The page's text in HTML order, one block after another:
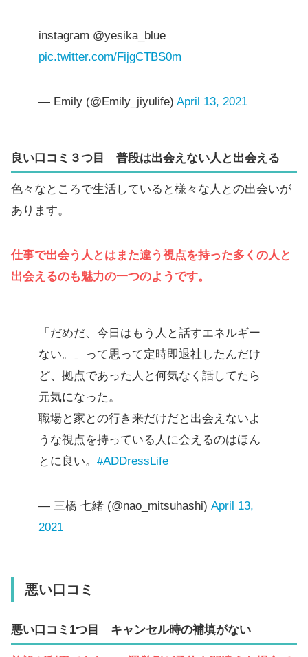
instagram @yesika_blue
pic.twitter.com/FijgCTBS0m
— Emily (@Emily_jiyulife) April 13, 2021
良い口コミ３つ目 普段は出会えない人と出会える
色々なところで生活していると様々な人との出会いが
あります。
仕事で出会う人とはまた違う視点を持った多くの人と
出会えるのも魅力の一つのようです。
「だめだ、今日はもう人と話すエネルギー
ない。」って思って定時即退社したんだけ
ど、拠点であった人と何気なく話してたら
元気になった。
職場と家との行き来だけだと出会えないよ
うな視点を持っている人に会えるのはほん
とに良い。 #ADDressLife
— 三橋 七緒 (@nao_mitsuhashi) April 13,
2021
悪い口コミ
悪い口コミ 1つ目 キャンセル時の補填がない